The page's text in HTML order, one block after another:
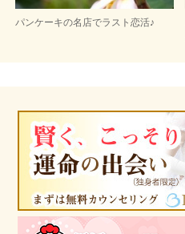
パンケーキの名店でラスト恋活♪